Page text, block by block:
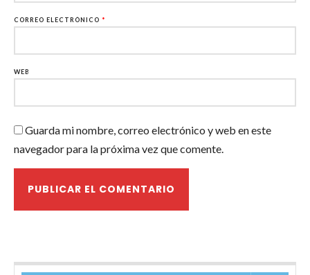
CORREO ELECTRÓNICO *
WEB
Guarda mi nombre, correo electrónico y web en este
navegador para la próxima vez que comente.